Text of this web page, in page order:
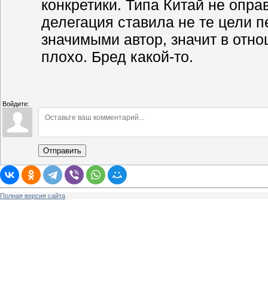
конкретики. Типа Китай не
делегация ставила не те цели
значимыми автор, значит в
плохо. Бред какой-то.
Войдите:
Отправить
Полная версия сайта